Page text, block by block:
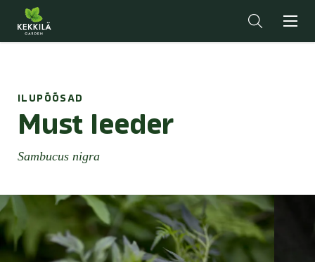
ILUPÕÕSAD
Must leeder
Sambucus nigra